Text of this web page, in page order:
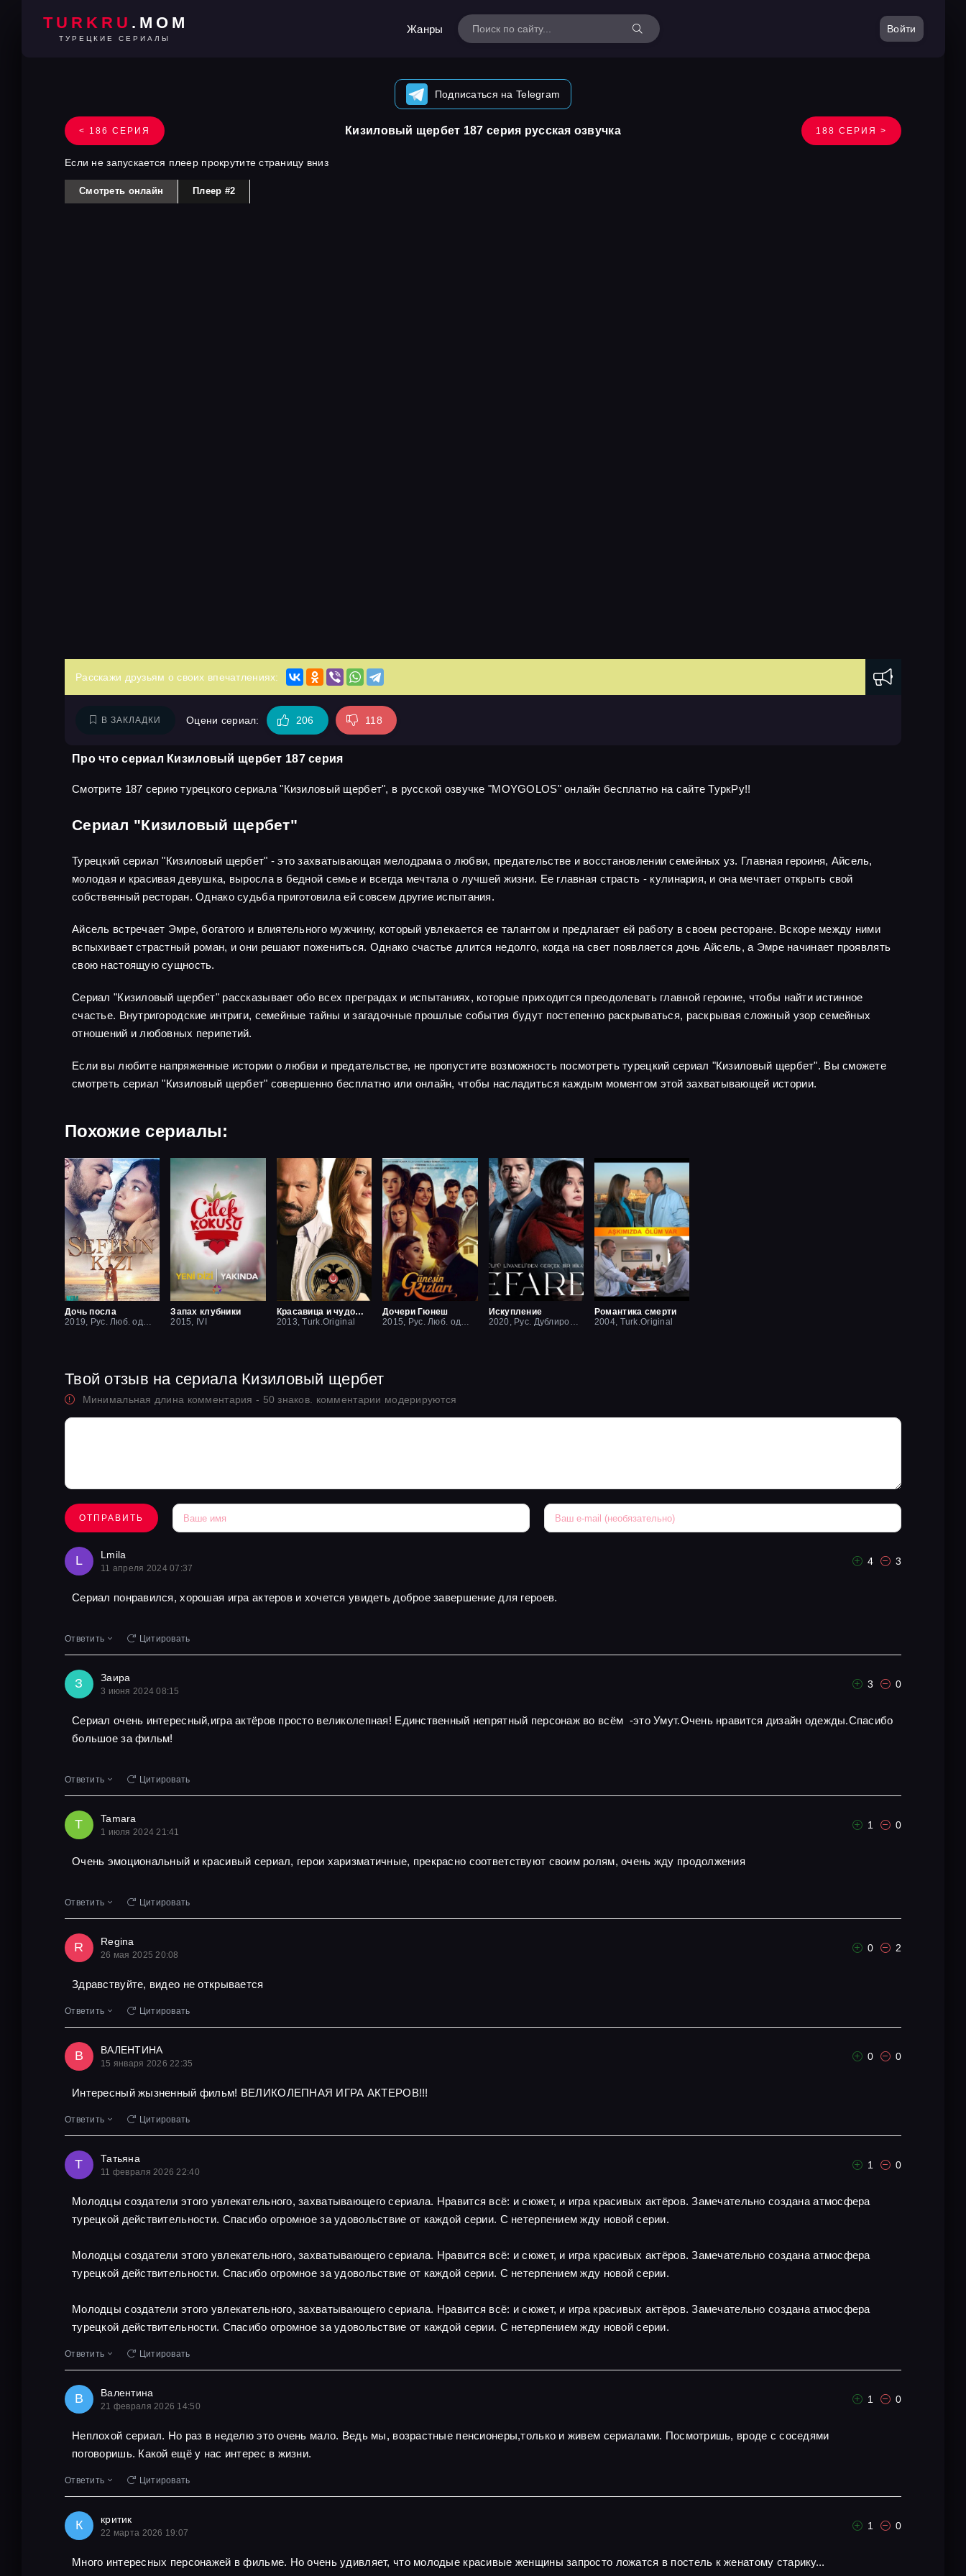
TURKRU .MOM
ТУРЕЦКИЕ СЕРИАЛЫ
Жанры Войти
Подписаться на Telegram
< 186 СЕРИЯ Кизиловый щербет 187 серия русская озвучка 188 СЕРИЯ >
Если не запускается плеер прокрутите страницу вниз
Смотреть онлайн Плеер #2
Расскажи друзьям о своих впечатлениях:
В ЗАКЛАДКИ Оцени сериал: 206 118
Про что сериал Кизиловый щербет 187 серия
Смотрите 187 серию турецкого сериала "Кизиловый щербет", в русской озвучке "MOYGOLOS" онлайн бесплатно на сайте ТуркРу!!
Сериал "Кизиловый щербет"
Турецкий сериал "Кизиловый щербет" - это захватывающая мелодрама о любви, предательстве и восстановлении семейных уз. Главная героиня, Айсель,
молодая и красивая девушка, выросла в бедной семье и всегда мечтала о лучшей жизни. Ее главная страсть - кулинария, и она мечтает открыть свой
собственный ресторан. Однако судьба приготовила ей совсем другие испытания.
Айсель встречает Эмре, богатого и влиятельного мужчину, который увлекается ее талантом и предлагает ей работу в своем ресторане. Вскоре между ними
вспыхивает страстный роман, и они решают пожениться. Однако счастье длится недолго, когда на свет появляется дочь Айсель, а Эмре начинает проявлять
свою настоящую сущность.
Сериал "Кизиловый щербет" рассказывает обо всех преградах и испытаниях, которые приходится преодолевать главной героине, чтобы найти истинное
счастье. Внутригородские интриги, семейные тайны и загадочные прошлые события будут постепенно раскрываться, раскрывая сложный узор семейных
отношений и любовных перипетий.
Если вы любите напряженные истории о любви и предательстве, не пропустите возможность посмотреть турецкий сериал "Кизиловый щербет". Вы сможете
смотреть сериал "Кизиловый щербет" совершенно бесплатно или онлайн, чтобы насладиться каждым моментом этой захватывающей истории.
Похожие сериалы:
Дочь посла
Запах клубники
2015, IVI
Красавица и чудовище
2013, Turk.Original
Дочери Гюнеш
Искупление
Романтика смерти
2004, Turk.Original
Твой отзыв на сериала Кизиловый щербет
Минимальная длина комментария - 50 знаков. комментарии модерируются
ОТПРАВИТЬ
L Lmila
11 апреля 2024 07:37
4 3
Сериал понравился, хорошая игра актеров и хочется увидеть доброе завершение для героев.
Ответить Цитировать
З Заира
3 июня 2024 08:15
3 0
Сериал очень интересный,игра актёров просто великолепная! Единственный непрятный персонаж во всём -это Умут.Очень нравится дизайн одежды.Спасибо
большое за фильм!
Ответить Цитировать
T Tamara
1 июля 2024 21:41
1 0
Очень эмоциональный и красивый сериал, герои харизматичные, прекрасно соответствуют своим ролям, очень жду продолжения
Ответить Цитировать
R Regina
26 мая 2025 20:08
0 2
Здравствуйте, видео не открывается
Ответить Цитировать
В ВАЛЕНТИНА
15 января 2026 22:35
0 0
Интересный жызненный фильм! ВЕЛИКОЛЕПНАЯ ИГРА АКТЕРОВ!!!
Ответить Цитировать
Т Татьяна
11 февраля 2026 22:40
1 0
Молодцы создатели этого увлекательного, захватывающего сериала. Нравится всё: и сюжет, и игра красивых актёров. Замечательно создана атмосфера
турецкой действительности. Спасибо огромное за удовольствие от каждой серии. С нетерпением жду новой серии.
Молодцы создатели этого увлекательного, захватывающего сериала. Нравится всё: и сюжет, и игра красивых актёров. Замечательно создана атмосфера
турецкой действительности. Спасибо огромное за удовольствие от каждой серии. С нетерпением жду новой серии.
Молодцы создатели этого увлекательного, захватывающего сериала. Нравится всё: и сюжет, и игра красивых актёров. Замечательно создана атмосфера
турецкой действительности. Спасибо огромное за удовольствие от каждой серии. С нетерпением жду новой серии.
Ответить Цитировать
В Валентина
21 февраля 2026 14:50
1 0
Неплохой сериал. Но раз в неделю это очень мало. Ведь мы, возрастные пенсионеры,только и живем сериалами. Посмотришь, вроде с соседями
поговоришь. Какой ещё у нас интерес в жизни.
Ответить Цитировать
К критик
22 марта 2026 19:07
1 0
Много интересных персонажей в фильме. Но очень удивляет, что молодые красивые женщины запросто ложатся в постель к женатому старику...